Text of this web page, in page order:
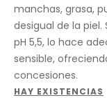
manchas, grasa,
desigual de la
pH 5,5, lo hace
sensible,
concesiones.
HAY EXISTENCIAS